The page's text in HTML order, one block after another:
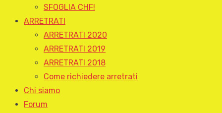
SFOGLIA CHF!
ARRETRATI
ARRETRATI 2020
ARRETRATI 2019
ARRETRATI 2018
Come richiedere arretrati
Chi siamo
Forum